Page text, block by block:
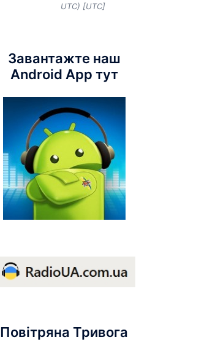
UTC) [UTC]
Завантажте наш
Android App тут
Повітряна Тривога